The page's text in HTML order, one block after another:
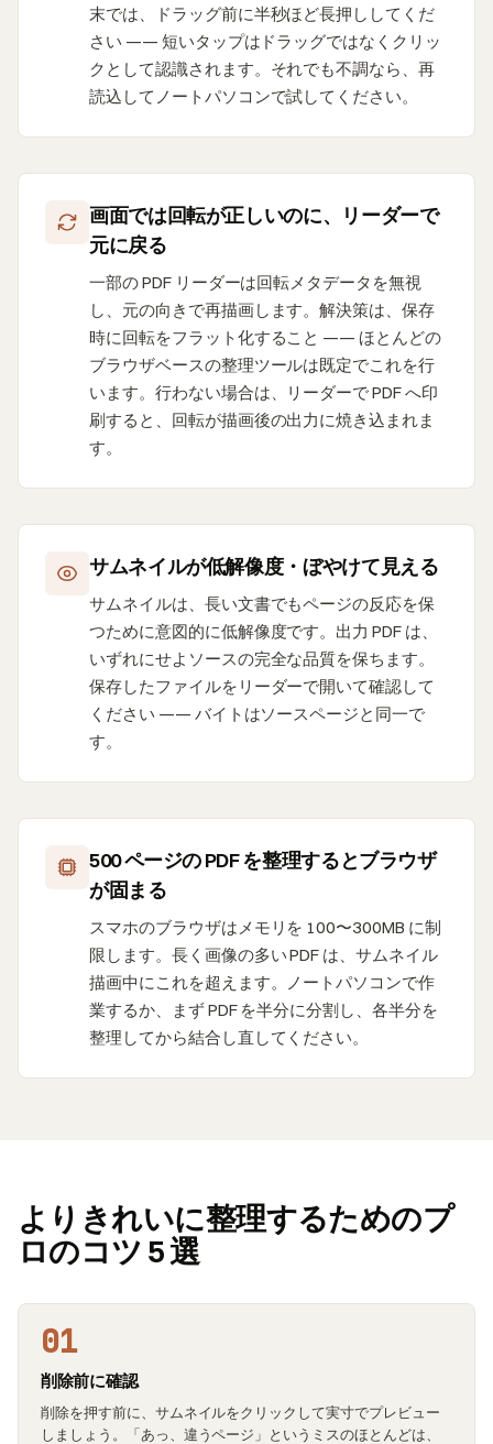
末では、ドラッグ前に半秒ほど長押ししてくだ
さい —— 短いタップはドラッグではなくクリッ
クとして認識されます。それでも不調なら、再
読込してノートパソコンで試してください。
画面では回転が正しいのに、リーダーで
元に戻る
一部の PDF リーダーは回転メタデータを無視
し、元の向きで再描画します。解決策は、保存
時に回転をフラット化すること —— ほとんどの
ブラウザベースの整理ツールは既定でこれを行
います。行わない場合は、リーダーで PDF へ印
刷すると、回転が描画後の出力に焼き込まれま
す。
サムネイルが低解像度・ぼやけて見える
サムネイルは、長い文書でもページの反応を保
つために意図的に低解像度です。出力 PDF は、
いずれにせよソースの完全な品質を保ちます。
保存したファイルをリーダーで開いて確認して
ください —— バイトはソースページと同一で
す。
500 ページの PDF を整理するとブラウザ
が固まる
スマホのブラウザはメモリを 100〜300MB に制
限します。長く画像の多い PDF は、サムネイル
描画中にこれを超えます。ノートパソコンで作
業するか、まず PDF を半分に分割し、各半分を
整理してから結合し直してください。
よりきれいに整理するためのプ
ロのコツ 5 選
01
削除前に確認
削除を押す前に、サムネイルをクリックして実寸でプレビュー
しましょう。「あっ、違うページ」というミスのほとんどは、